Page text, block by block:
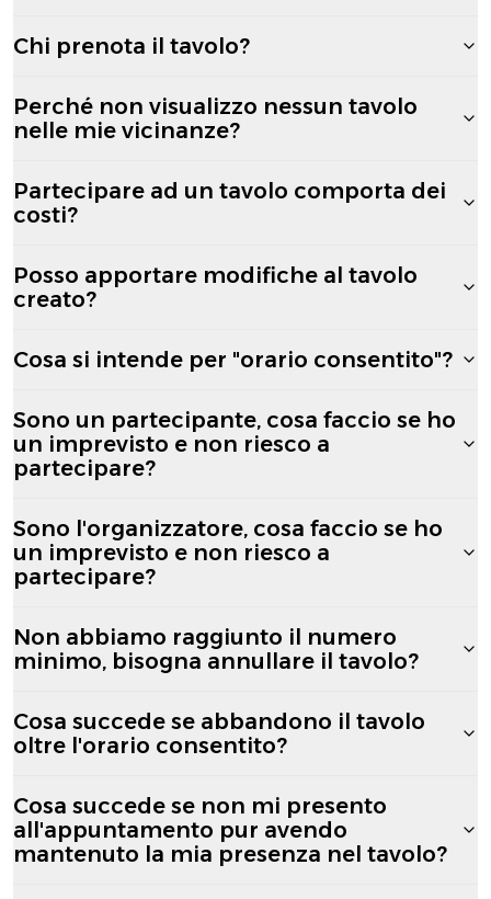
Chi prenota il tavolo?
Perché non visualizzo nessun tavolo
nelle mie vicinanze?
Partecipare ad un tavolo comporta dei
costi?
Posso apportare modifiche al tavolo
creato?
Cosa si intende per "orario consentito"?
Sono un partecipante, cosa faccio se ho
un imprevisto e non riesco a
partecipare?
Sono l'organizzatore, cosa faccio se ho
un imprevisto e non riesco a
partecipare?
Non abbiamo raggiunto il numero
minimo, bisogna annullare il tavolo?
Cosa succede se abbandono il tavolo
oltre l'orario consentito?
Cosa succede se non mi presento
all'appuntamento pur avendo
mantenuto la mia presenza nel tavolo?